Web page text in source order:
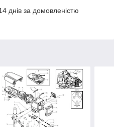
днів за домовленістю